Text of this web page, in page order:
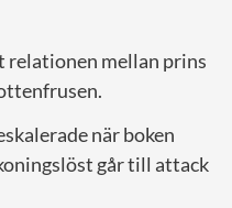
relationen mellan prins
när boken
går till attack